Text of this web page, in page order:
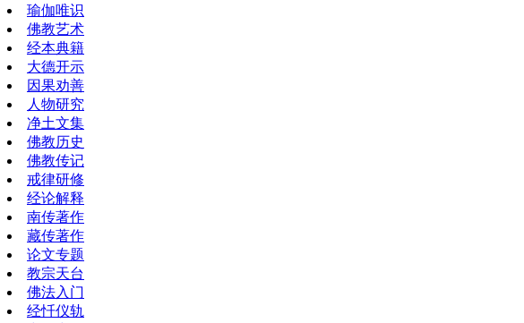
瑜伽唯识
佛教艺术
经本典籍
大德开示
因果劝善
人物研究
净土文集
佛教历史
佛教传记
戒律研修
经论解释
南传著作
藏传著作
论文专题
教宗天台
佛法入门
经忏仪轨